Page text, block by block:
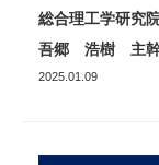
総合理工学研究
吾郷 浩樹 主
2025.01.09